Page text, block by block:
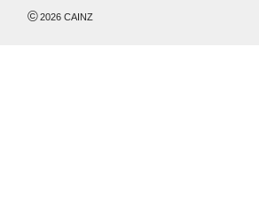
©2026 CAINZ